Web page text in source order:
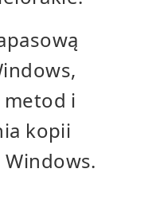
metod i
kopii